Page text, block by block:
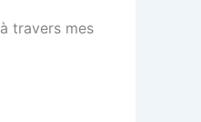
travers mes